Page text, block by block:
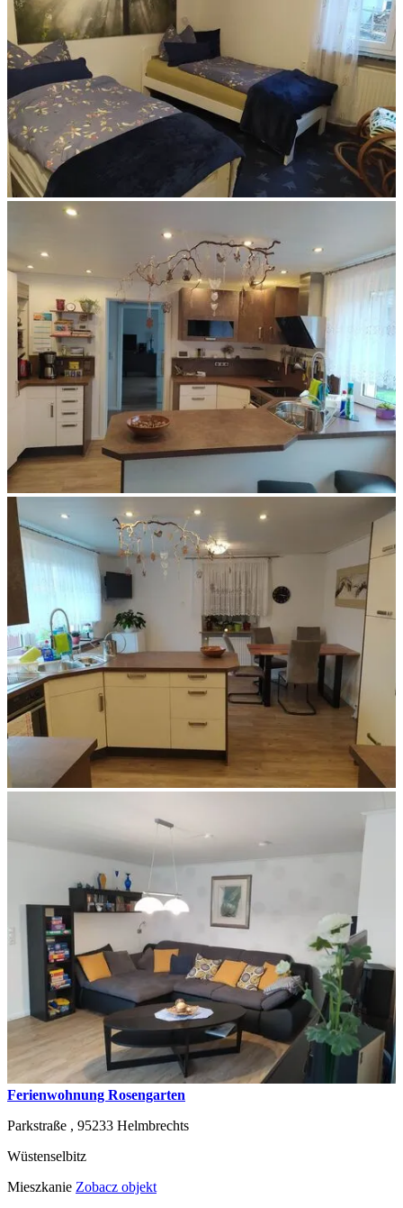
Ferienwohnung Rosengarten
Parkstraße , 95233 Helmbrechts
Wüstenselbitz
Mieszkanie Zobacz objekt